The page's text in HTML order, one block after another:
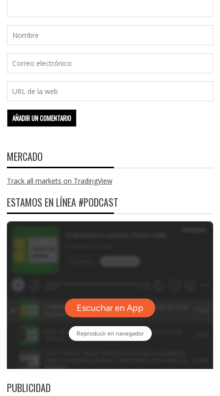
MERCADO
Track all markets on TradingView
ESTAMOS EN LÍNEA #PODCAST
PUBLICIDAD